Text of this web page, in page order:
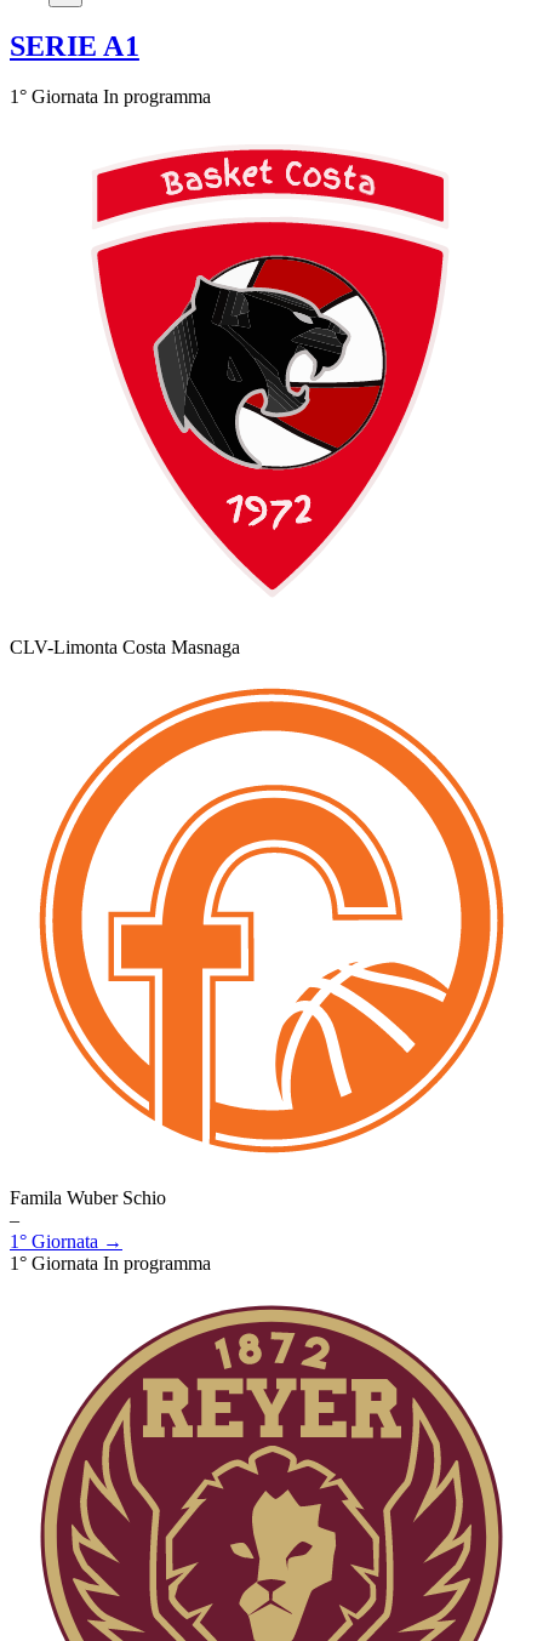
SERIE A1
1° Giornata In programma
CLV-Limonta Costa Masnaga
Famila Wuber Schio
–
1° Giornata →
1° Giornata In programma